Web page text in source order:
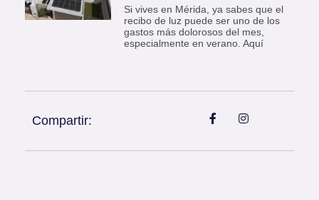
Si vives en Mérida, ya sabes que el
recibo de luz puede ser uno de los
gastos más dolorosos del mes,
especialmente en verano. Aquí
Compartir: